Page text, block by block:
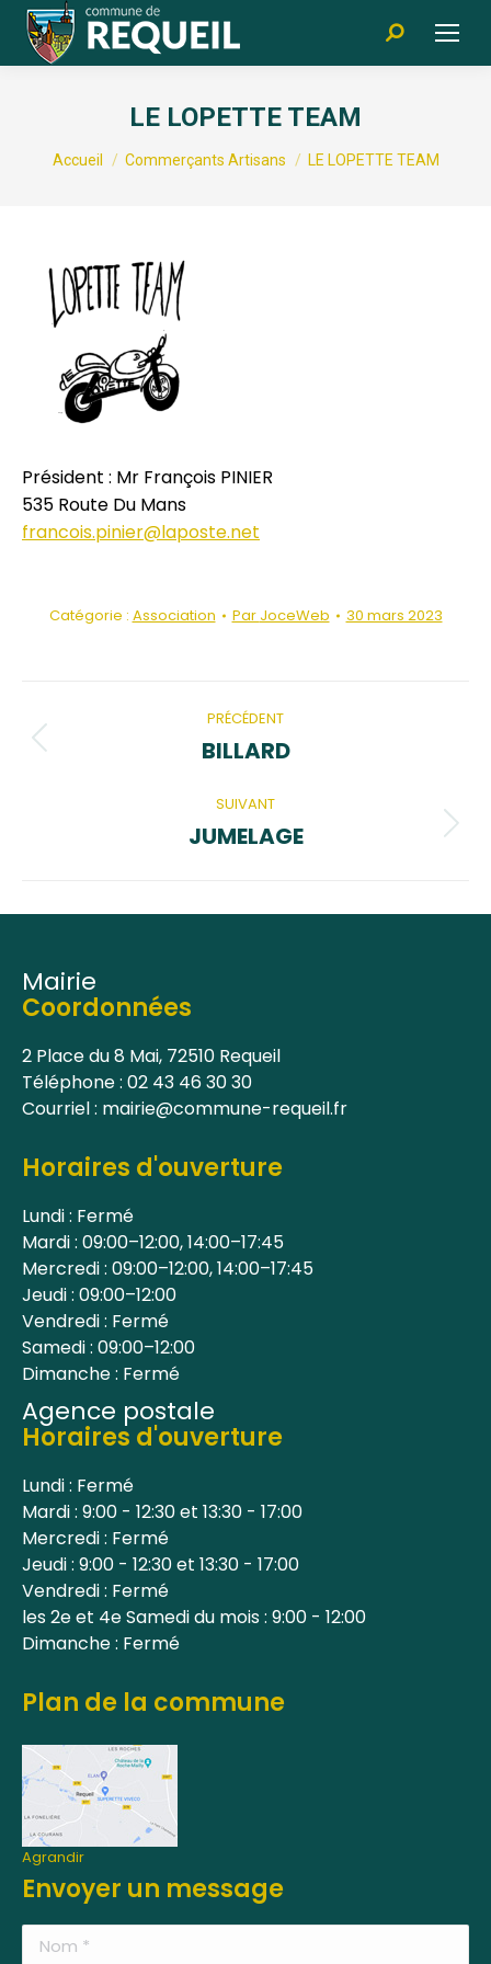
Recherche
:
LE LOPETTE TEAM
Vous êtes ici :
Accueil Commerçants Artisans LE LOPETTE TEAM
Président : Mr François PINIER
535 Route Du Mans
francois.pinier@laposte.net
Catégorie : Association Par JoceWeb 30 mars 2023
commentaire
PRÉCÉDENT
Onglet
BILLARD
SUIVANT
Projets
JUMELAGE
Mairie
Coordonnées
2 Place du 8 Mai, 72510 Requeil
Téléphone : 02 43 46 30 30
Courriel : mairie@commune-requeil.fr
Horaires d'ouverture
Lundi : Fermé
Mardi : 09:00–12:00, 14:00–17:45
Mercredi : 09:00–12:00, 14:00–17:45
Jeudi : 09:00–12:00
Vendredi : Fermé
Samedi : 09:00–12:00
Dimanche : Fermé
Agence postale
Horaires d'ouverture
Lundi : Fermé
Mardi : 9:00 - 12:30 et 13:30 - 17:00
Mercredi : Fermé
Jeudi : 9:00 - 12:30 et 13:30 - 17:00
Vendredi : Fermé
les 2e et 4e Samedi du mois : 9:00 - 12:00
Dimanche : Fermé
Plan de la commune
Agrandir
Envoyer un message